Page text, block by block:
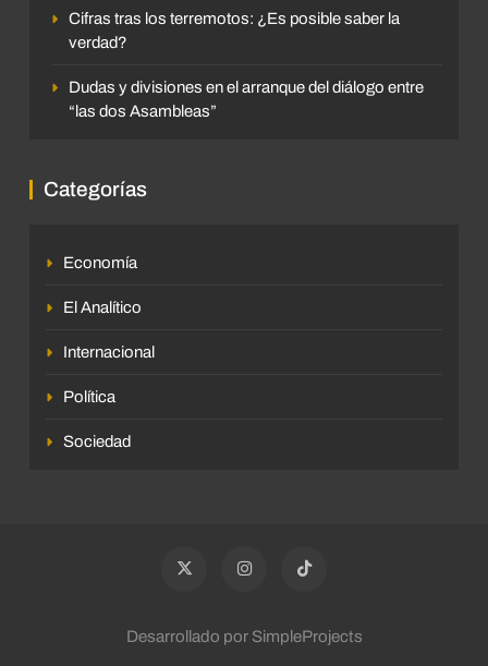
Cifras tras los terremotos: ¿Es posible saber la
verdad?
Dudas y divisiones en el arranque del diálogo entre
“las dos Asambleas”
Categorías
Economía
El Analítico
Internacional
Política
Sociedad
Desarrollado por SimpleProjects